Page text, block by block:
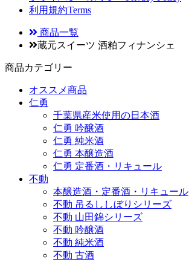
利用規約Terms
商品一覧
蔵元スイーツ 酒粕フィナンシェ
商品カテゴリー
オススメ商品
仁勇
千葉県産米使用の日本酒
仁勇 吟醸酒
仁勇 純米酒
仁勇 本醸造酒
仁勇 定番酒・リキュール
不動
本醸造酒・定番酒・リキュール
不動 吊るししぼりシリーズ
不動 山田錦シリーズ
不動 吟醸酒
不動 純米酒
不動 古酒